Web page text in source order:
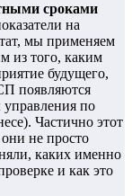
сроками
на
мы применяем
из того, каким
будущего,
появляются
по
Частично этот
не просто
каких именно
и как это